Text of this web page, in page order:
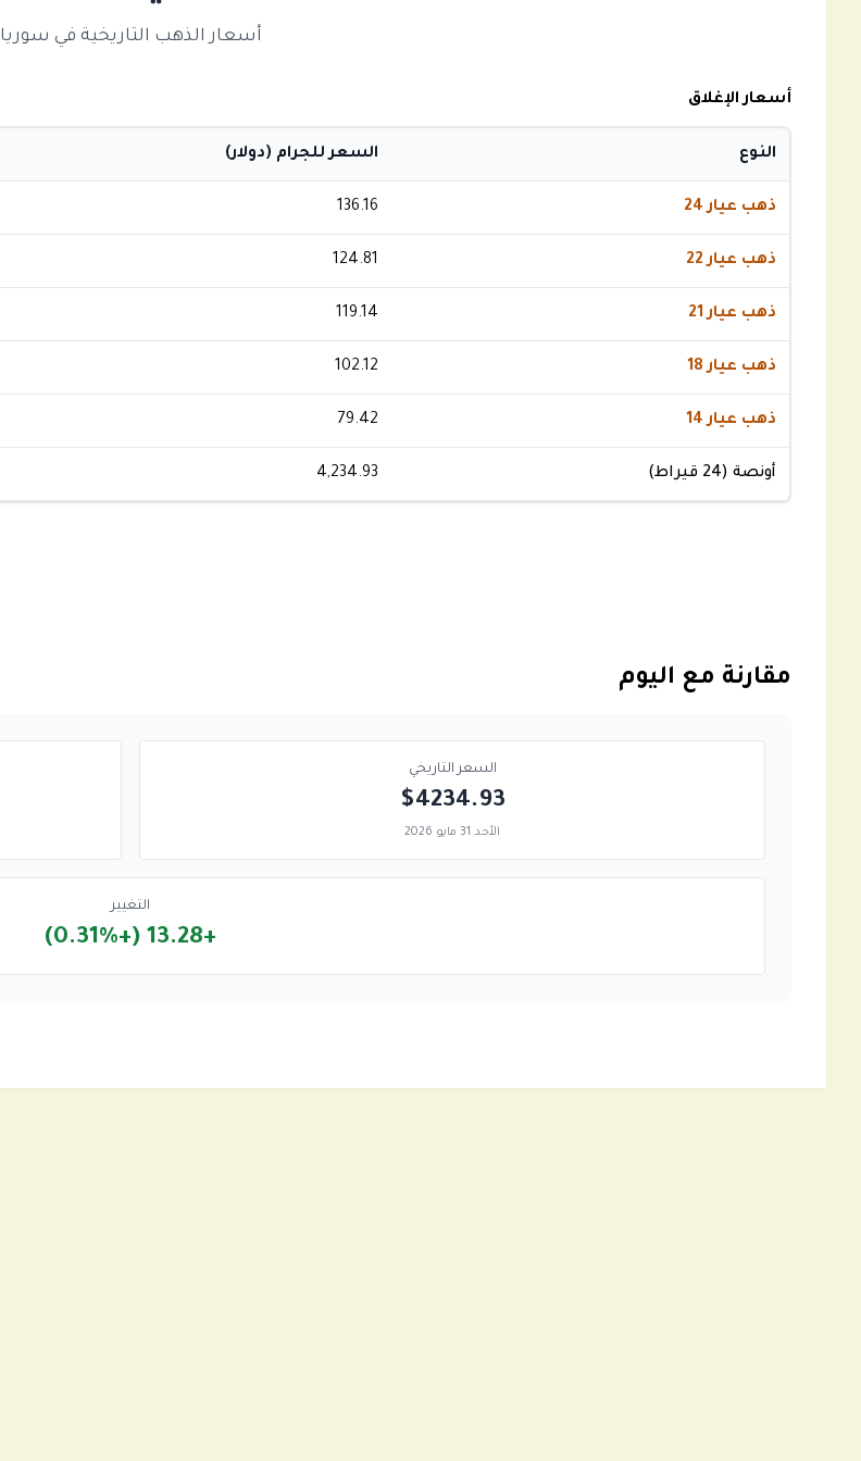
أسعار الذهب التاريخية في سوريا
أسعار الإغلاق
النوع السعر للجرام (دولار)
ذهب عيار 24 136.16
ذهب عيار 22 124.81
ذهب عيار 21 119.14
ذهب عيار 18 102.12
ذهب عيار 14 79.42
أونصة (24 قيراط) 4,234.93
مقارنة مع اليوم
السعر التاريخي
$4234.93
الأحد 31 مايو 2026
التغيير
+13.28 (+0.31%)